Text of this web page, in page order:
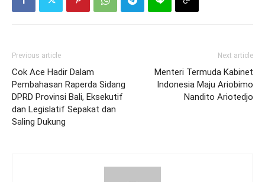
Previous article
Cok Ace Hadir Dalam
Pembahasan Raperda Sidang
DPRD Provinsi Bali, Eksekutif
dan Legislatif Sepakat dan
Saling Dukung
Next article
Menteri Termuda Kabinet
Indonesia Maju Ariobimo
Nandito Ariotedjo